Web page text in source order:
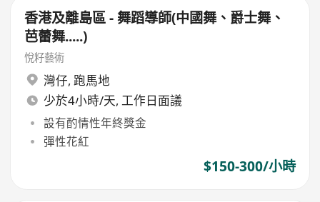
香港及離島區 - 舞蹈導師(中國舞、爵士舞、
芭蕾舞.....)
悅籽藝術
灣仔, 跑馬地
少於4小時/天, 工作日面議
設有酌情性年終獎金
彈性花紅
$150-300/小時